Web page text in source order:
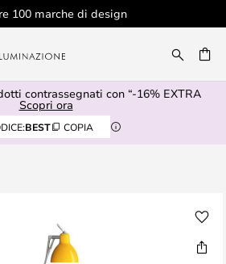
100 marche di design
contrassegnati con “-16% EXTRA
Scopri ora
BEST COPIA